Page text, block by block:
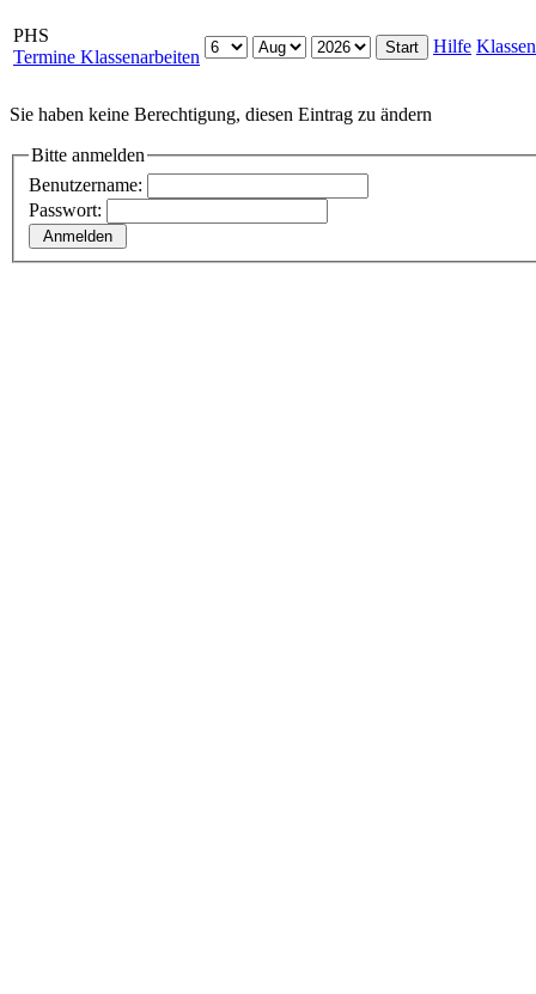
PHS
Termine Klassenarbeiten
Hilfe Klassen
Sie haben keine Berechtigung, diesen Eintrag zu ändern
Bitte anmelden
Benutzername:
Passwort: